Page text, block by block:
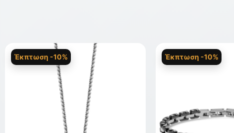
Έκπτωση -10% Έκπτωση -10%